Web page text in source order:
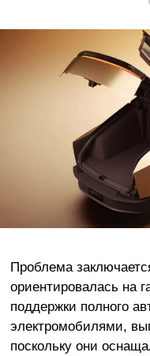
Проблема
ориентировалась на
поддержки полного
электромобилями,
поскольку они